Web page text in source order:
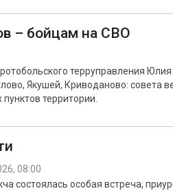
– бойцам на СВО
терруправления
Якушей, Криводаново: совета
территории.
08:00
состоялась особая встреча,